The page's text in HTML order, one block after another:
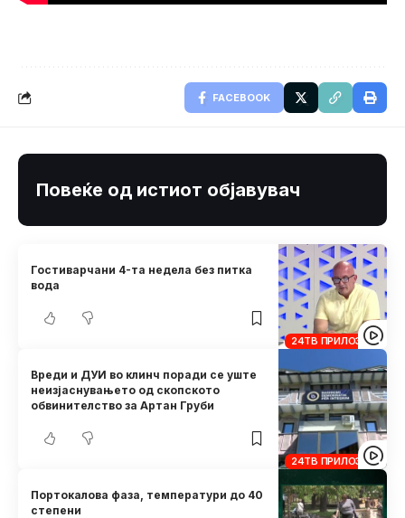
FACEBOOK
Повеќе од истиот објавувач
24ТВ ПРИЛОЗИ
Гостиварчани 4-та недела без питка
вода
24ТВ ПРИЛОЗИ
Вреди и ДУИ во клинч поради се уште
неизјаснувањето од скопското
обвинителство за Артан Груби
Портокалова фаза, температури до 40
степени